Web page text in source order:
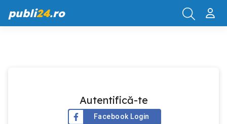
publi24.ro
Autentifică-te
Facebook Login